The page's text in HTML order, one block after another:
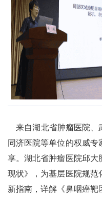
来自湖北省肿瘤医院、
同济医院等单位的权威
享。湖北省肿瘤医院邱大
现状》，为基层医院规范
新指南，详解《鼻咽癌